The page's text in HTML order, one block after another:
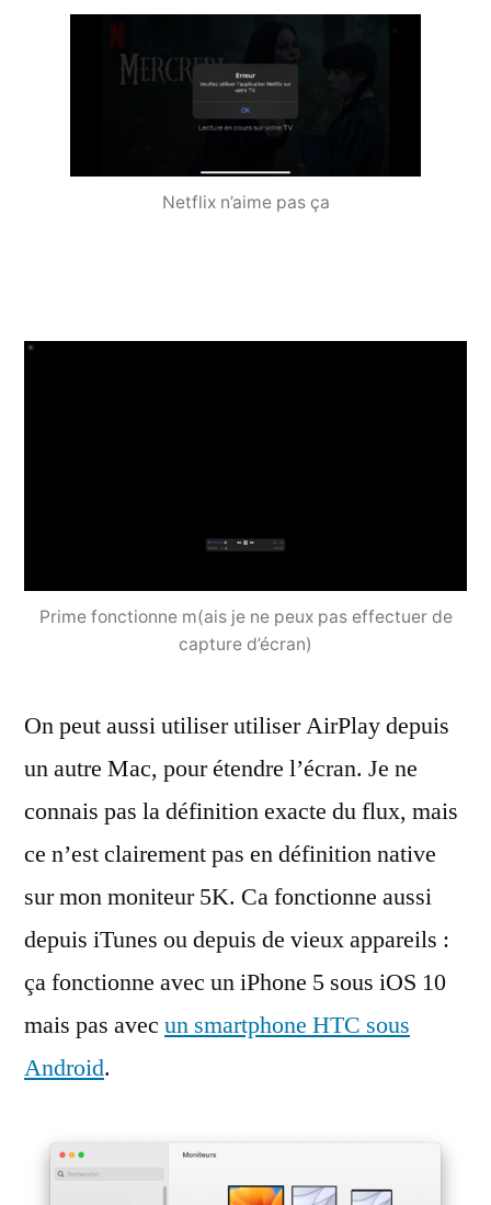
Netflix n’aime pas ça
Prime fonctionne m(ais je ne peux pas effectuer de
capture d’écran)
On peut aussi utiliser utiliser AirPlay depuis
un autre Mac, pour étendre l’écran. Je ne
connais pas la définition exacte du flux, mais
ce n’est clairement pas en définition native
sur mon moniteur 5K. Ca fonctionne aussi
depuis iTunes ou depuis de vieux appareils :
ça fonctionne avec un iPhone 5 sous iOS 10
mais pas avec un smartphone HTC sous
Android.